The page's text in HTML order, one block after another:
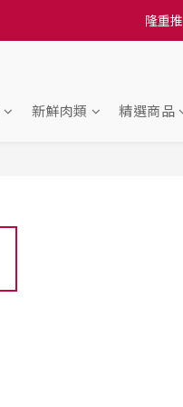
訂單結帳注意事
新鮮肉類 精選商品